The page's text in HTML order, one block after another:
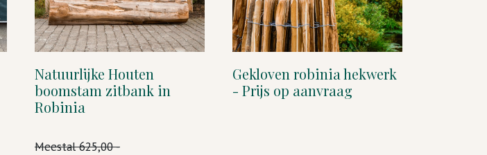
Natuurlijke Houten
boomstam zitbank in
Robinia
Meestal625,00 -
Gekloven robinia hekwerk
- Prijs op aanvraag